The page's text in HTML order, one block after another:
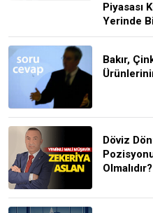
Piyasası
Yerinde
Bakır,
Döviz
Olmalıdır?